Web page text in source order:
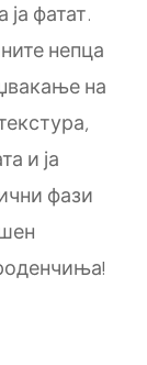
фатат.
непца
на
и ја
фази